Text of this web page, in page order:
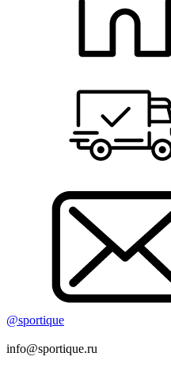
@sportique
info@sportique.ru